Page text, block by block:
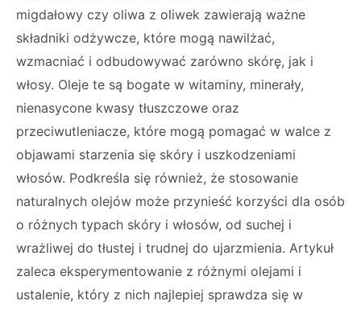
migdałowy czy oliwa z oliwek zawierają ważne
składniki odżywcze, które mogą nawilżać,
wzmacniać i odbudowywać zarówno skórę, jak i
włosy. Oleje te są bogate w witaminy, minerały,
nienasycone kwasy tłuszczowe oraz
przeciwutleniacze, które mogą pomagać w walce z
objawami starzenia się skóry i uszkodzeniami
włosów. Podkreśla się również, że stosowanie
naturalnych olejów może przynieść korzyści dla osób
o różnych typach skóry i włosów, od suchej i
wrażliwej do tłustej i trudnej do ujarzmienia. Artykuł
zaleca eksperymentowanie z różnymi olejami i
ustalenie, który z nich najlepiej sprawdza się w